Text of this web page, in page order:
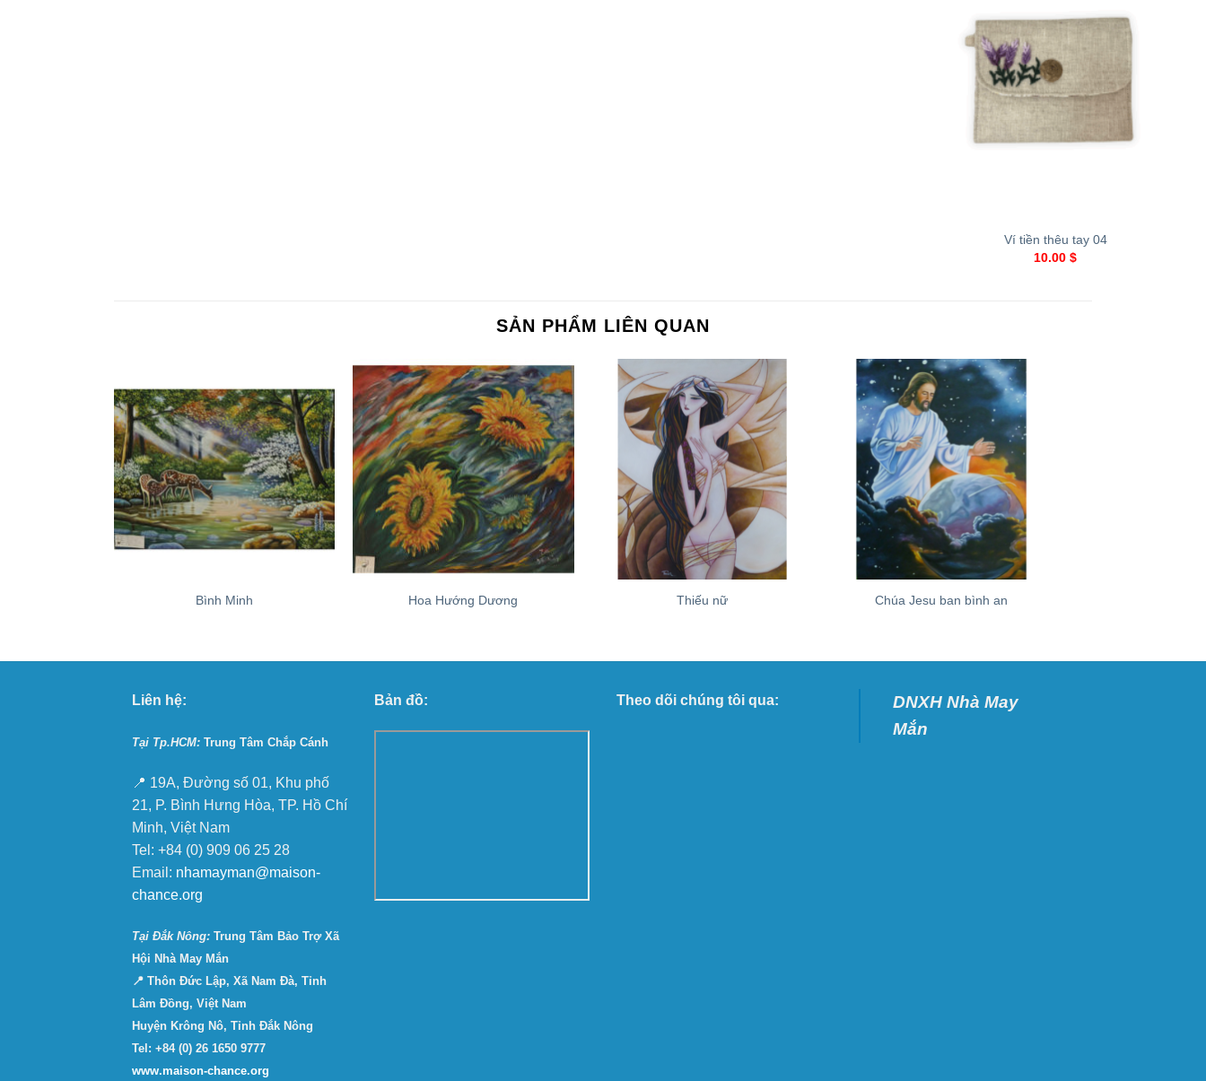
Ví tiền thêu tay 04
10.00 $
SẢN PHẨM LIÊN QUAN
Bình Minh
+
Hoa Hướng Dương Thiếu nữ Chúa Jesu ban bình an
Liên hệ:
Tại Tp.HCM: Trung Tâm Chắp Cánh
📍 19A, Đường số 01, Khu phố
21, P. Bình Hưng Hòa, TP. Hồ Chí
Minh, Việt Nam
Tel: +84 (0) 909 06 25 28
Email: nhamayman@maison-
chance.org
Tại Ðắk Nông: Trung Tâm Bảo Trợ Xã
Hội Nhà May Mắn
📍 Thôn Đức Lập, Xã Nam Đà, Tỉnh
Lâm Đồng, Việt Nam
Huyện Krông Nô, Tỉnh Đắk Nông
Tel: +84 (0) 26 1650 9777
www.maison-chance.org
Bản đồ: Theo dõi chúng tôi qua:
DNXH Nhà May
Mắn